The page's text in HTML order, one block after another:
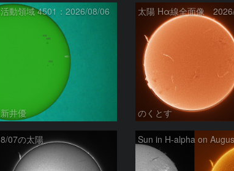
活動領域 4501：2026/08/06
新井優 のくとす
8/07の太陽